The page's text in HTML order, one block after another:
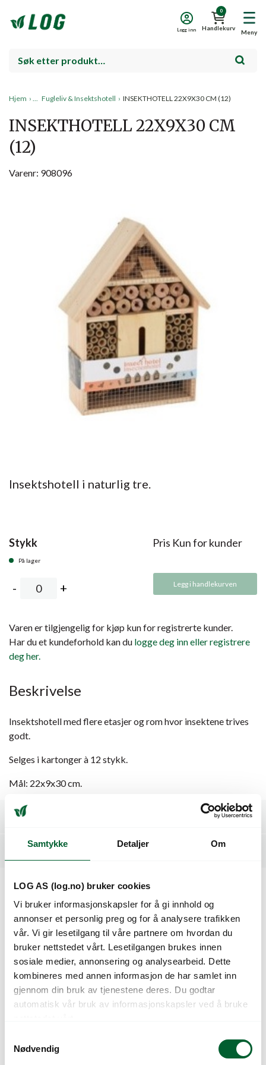
Samtykke Detaljer Om
LOG AS (log.no) bruker cookies
Vi bruker informasjonskapsler for å gi innhold og
annonser et personlig preg og for å analysere trafikken
vår. Vi gir lesetilgang til våre partnere om hvordan du
bruker nettstedet vårt. Lesetilgangen brukes innen
sosiale medier, annonsering og analysearbeid. Dette
kombineres med annen informasjon de har samlet inn
gjennom din bruk av tjenestene deres. Du godtar
automatisk vår bruk av informasjonskapsler ved å bruke
Nødvendig
Meny
0
Handlekurv
Logg inn
Hjem › Fugleliv & Insektshotell › INSEKTHOTELL 22X9X30 CM (12)
INSEKTHOTELL 22X9X30 CM
(12)
Varenr: 908096
Insektshotell i naturlig tre.
Stykk
På lager
Pris Kun for kunder
Legg i handlekurven
Varen er tilgjengelig for kjøp kun for registrerte kunder.
Har du et kundeforhold kan du logge deg inn eller registrere
deg her.
Beskrivelse
Insektshotell med flere etasjer og rom hvor insektene trives
godt.
Selges i kartonger à 12 stykk.
Mål: 22x9x30 cm.
Spesifikasjoner
Relaterte produkter
Kunder så også på
FUGLEHUS TIKI BAR
INSEKTHOTELL